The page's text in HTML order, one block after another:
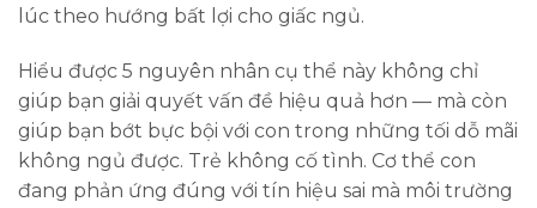
lúc theo hướng bất lợi cho giấc ngủ.
Hiểu được 5 nguyên nhân cụ thể này không chỉ
giúp bạn giải quyết vấn đề hiệu quả hơn — mà còn
giúp bạn bớt bực bội với con trong những tối dỗ mãi
không ngủ được. Trẻ không cố tình. Cơ thể con
đang phản ứng đúng với tín hiệu sai mà môi trường